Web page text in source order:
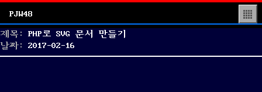
PJW48 ▒
제목:
PHP로 SVG 문서 만들기
날짜:
Posted
on
2017-02-16